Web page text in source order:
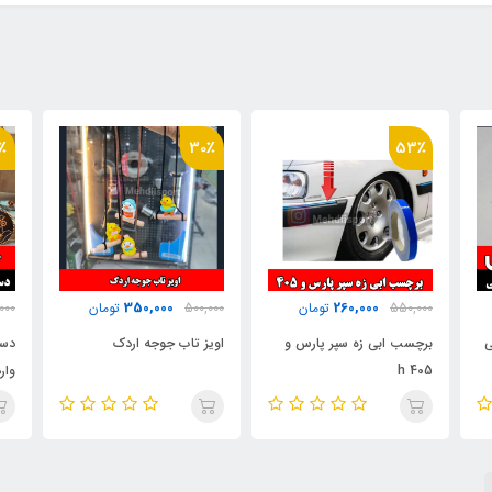
53٪
550,000
260,000 تومان
برچسب ابی زه سپر پارس و
405 h
30٪
500,000
350,000 تومان
اویز تاب جوجه اردک